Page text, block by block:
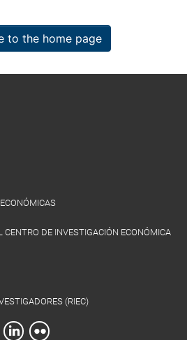
to the home page
CENTRO DE INVESTIGACIÓN ECONÓMICA
(RIEC)